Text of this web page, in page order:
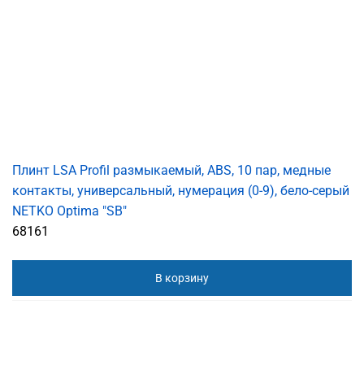
Плинт LSA Profil размыкаемый, ABS, 10 пар, медные
контакты, универсальный, нумерация (0-9), бело-серый
NETKO Optima "SB"
68161
В корзину